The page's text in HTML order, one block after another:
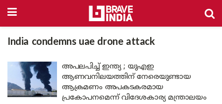
India condemns uae drone attack
അപലപിച്ച് ഇന്ത്യ ; യുഎഇ
ആണവനിലയത്തിന് നേരെയുണ്ടായ
ആക്രമണം അപകടകരമായ
പ്രകോപനമെന്ന് വിദേശകാര്യ മന്ത്രാലയം